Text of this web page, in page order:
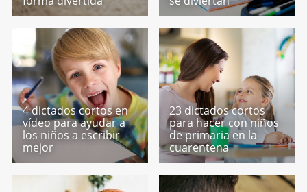
4 dictados cortos en
vídeo para ayudar a
los niños a escribir
mejor
23 dictados cortos
para hacer con niños
de primaria en la
cuarentena